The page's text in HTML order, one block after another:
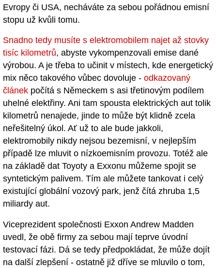
Evropy či USA, necháváte za sebou pořádnou emisní
stopu už kvůli tomu.
Snadno tedy musíte s elektromobilem najet až stovky
tisíc kilometrů, abyste vykompenzovali emise dané
výrobou. A je třeba to učinit v místech, kde energetický
mix něco takového vůbec dovoluje - odkazovaný
článek počítá s Německem s asi třetinovým podílem
uhelné elektřiny. Ani tam spousta elektrických aut tolik
kilometrů nenajede, jinde to může být klidně zcela
neřešitelný úkol. Ať už to ale bude jakkoli,
elektromobily nikdy nejsou bezemisní, v nejlepším
případě lze mluvit o nízkoemisním provozu. Totéž ale
na základě dat Toyoty a Exxonu můžeme spojit se
syntetickým palivem. Tím ale můžete tankovat i celý
existující globální vozový park, jenž čítá zhruba 1,5
miliardy aut.
Viceprezident společnosti Exxon Andrew Madden
uvedl, že obě firmy za sebou mají teprve úvodní
testovací fázi. Dá se tedy předpokládat, že může dojít
na další zlepšení - ostatně již dříve se mluvilo o tom,